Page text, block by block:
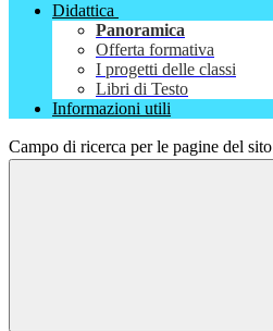
Didattica
Panoramica
Offerta formativa
I progetti delle classi
Libri di Testo
Informazioni utili
Campo di ricerca per le pagine del sito